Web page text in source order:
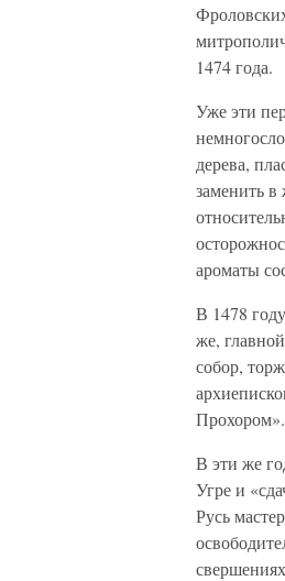
1474 года.
Уже эти
дерева,
заменить в
ароматы
В 1478
же,
собор,
Прохором».
В эти же
Угре и
Русь